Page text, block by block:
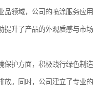
品领域，公司的喷涂服务应用
提升了产品的外观质感与市场
保护方面，积极践行绿色制造
放。同时，公司建立了专业的